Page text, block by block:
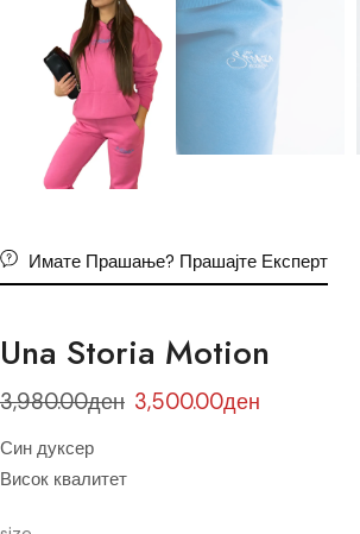
Имате Прашање? Прашајте Експерт
Una Storia Мotion
3,980.00ден 3,500.00ден
Син дуксер
Висок квалитет